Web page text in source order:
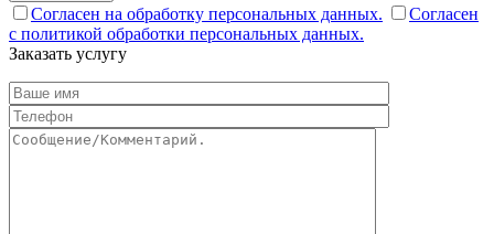
Согласен на обработку персональных данных.
Согласен
с политикой обработки персональных данных.
Заказать услугу